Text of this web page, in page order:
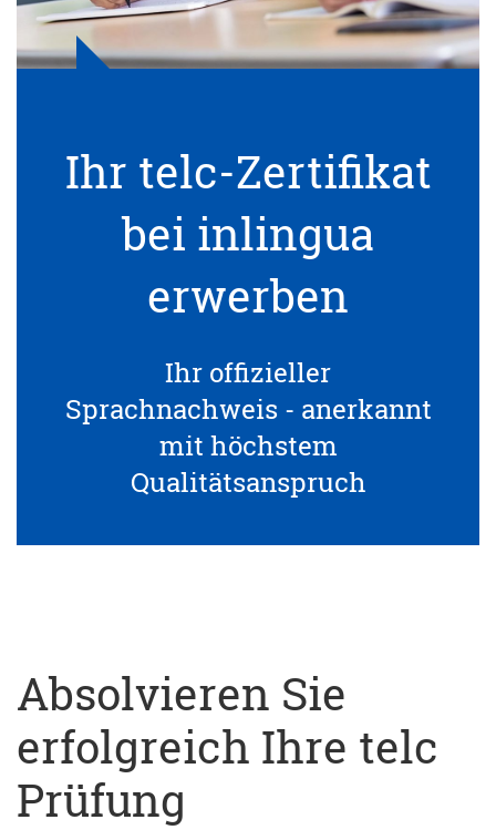
Ihr telc-Zertifikat
bei inlingua
erwerben
Ihr offizieller
Sprachnachweis - anerkannt
mit höchstem
Qualitätsanspruch
Absolvieren Sie
erfolgreich Ihre telc
Prüfung